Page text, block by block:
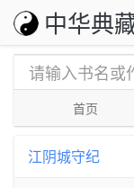
中华典
首页
江阴城守纪